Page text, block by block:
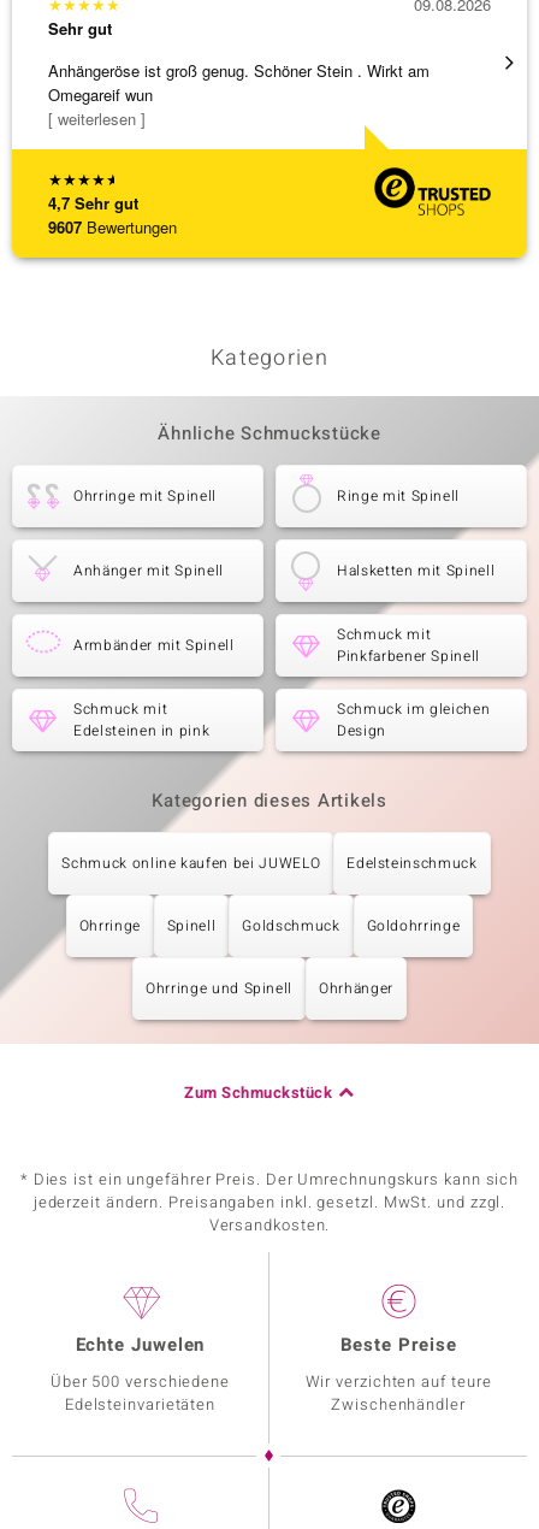
★★★★★
4,7 Sehr gut
9607 Bewertungen
Sehr gut
Anhängeröse ist groß genug. Schöner Stein . Wirkt am
Omegareif wun
[ weiterlesen ]
Sehr
Kategorien
Ähnliche Schmuckstücke
Ohrringe mit Spinell Ringe mit Spinell
Anhänger mit Spinell Halsketten mit Spinell
Armbänder mit Spinell
Schmuck mit
Pinkfarbener Spinell
Schmuck mit
Edelsteinen in pink
Schmuck im gleichen
Design
Kategorien dieses Artikels
Schmuck online kaufen bei JUWELO Edelsteinschmuck
Ohrringe Spinell Goldschmuck Goldohrringe
Ohrringe und Spinell Ohrhänger
Zum Schmuckstück
* Dies ist ein ungefährer Preis. Der Umrechnungskurs kann sich
jederzeit ändern. Preisangaben inkl. gesetzl. MwSt. und zzgl.
Versandkosten.
Echte Juwelen
Über 500 verschiedene
Edelsteinvarietäten
Beste Preise
Wir verzichten auf teure
Zwischenhändler